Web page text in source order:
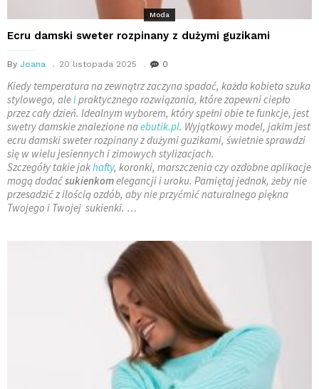
Moda
Ecru damski sweter rozpinany z dużymi guzikami
By Joana 20 listopada 2025 0
Kiedy temperatura na zewnątrz zaczyna spadać, każda kobieta szuka
stylowego, aleipraktycznego rozwiązania, które zapewni ciepło
przez cały dzień. Idealnym wyborem, który spełni obie te funkcje, jest
swetry damskie znalezione naebutik.pl. Wyjątkowy model, jakim jest
ecru damski sweter rozpinany z dużymi guzikami, świetnie sprawdzi
się w wielu jesiennych i zimowych stylizacjach.
Szczegóły takie jakhafty, koronki, marszczenia czy ozdobne aplikacje
mogą dodaćsukienkomelegancji i uroku. Pamiętaj jednak, żeby nie
przesadzić z ilością ozdób, aby nie przyćmić naturalnego piękna
Twojego i Twojej sukienki. …